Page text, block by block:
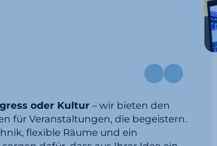
oder Kultur – wir bieten den
für Veranstaltungen, die begeistern.
flexible Räume und ein